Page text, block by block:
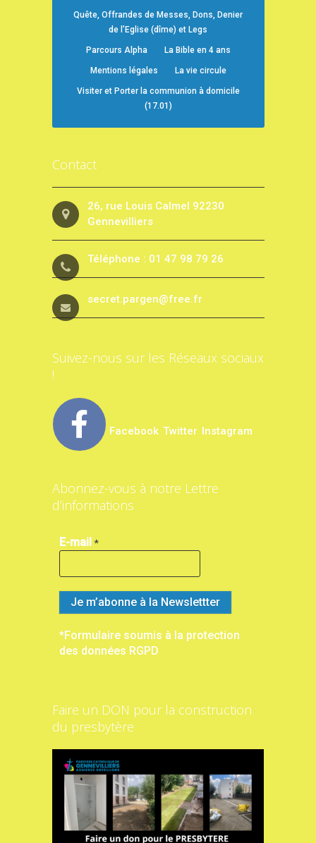
Quête, Offrandes de Messes, Dons, Denier
de l’Eglise (dîme) et Legs
Parcours Alpha La Bible en 4 ans
Mentions légales La vie circule
Visiter et Porter la communion à domicile
(17.01)
Contact
26, rue Louis Calmel 92230
Gennevilliers
Téléphone : 01 47 98 79 26
secret.pargen@free.fr
Suivez-nous sur les Réseaux sociaux
!
Facebook Twitter Instagram
Abonnez-vous à notre Lettre
d’informations
E-mail *
*Formulaire soumis à la protection
des données RGPD
Faire un DON pour la construction
du presbytère